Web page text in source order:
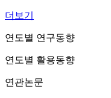
더보기
연도별 연구동향
연도별 활용동향
연관논문